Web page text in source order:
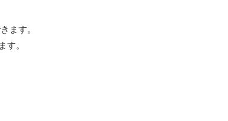
ます。
。